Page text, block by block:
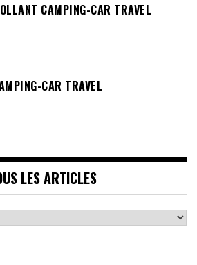
CAMPING-CAR TRAVEL
CAR TRAVEL
LES ARTICLES